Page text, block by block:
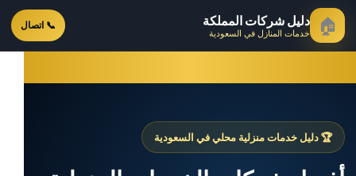
🏠 دليل شركات المملكة
خدمات المنازل في السعودية 📞 اتصال
🏆 دليل خدمات منزلية محلي في السعودية